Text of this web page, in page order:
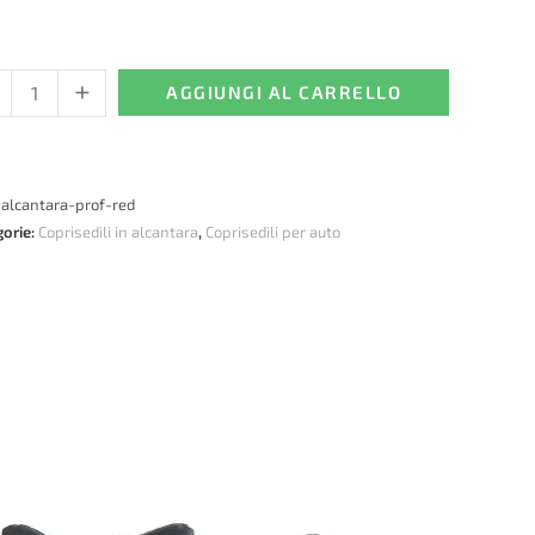
+ AGGIUNGI AL CARRELLO
alcantara-prof-red
Coprisedili in alcantara, Coprisedili per auto